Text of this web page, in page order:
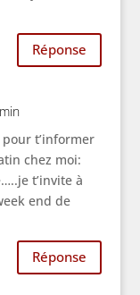
Réponse
t’informer
chez moi:
t’invite à
end de
Réponse